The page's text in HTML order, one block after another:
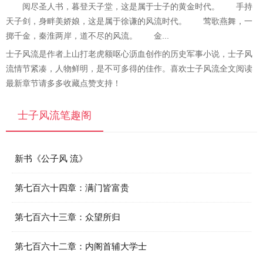
阅尽圣人书，暮登天子堂，这是属于士子的黄金时代。 手持
天子剑，身畔美娇娘，这是属于徐谦的风流时代。 莺歌燕舞，一
掷千金，秦淮两岸，道不尽的风流。 金...
士子风流是作者上山打老虎额呕心沥血创作的历史军事小说，士子风
流情节紧凑，人物鲜明，是不可多得的佳作。喜欢士子风流全文阅读
最新章节请多多收藏点赞支持！
士子风流笔趣阁
新书《公子风 流》
第七百六十四章：满门皆富贵
第七百六十三章：众望所归
第七百六十二章：内阁首辅大学士